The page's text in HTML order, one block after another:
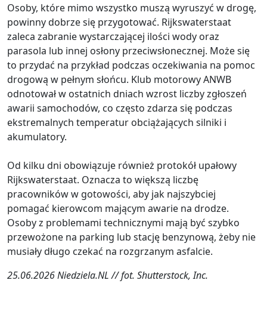
Osoby, które mimo wszystko muszą wyruszyć w drogę,
powinny dobrze się przygotować. Rijkswaterstaat
zaleca zabranie wystarczającej ilości wody oraz
parasola lub innej osłony przeciwsłonecznej. Może się
to przydać na przykład podczas oczekiwania na pomoc
drogową w pełnym słońcu. Klub motorowy ANWB
odnotował w ostatnich dniach wzrost liczby zgłoszeń
awarii samochodów, co często zdarza się podczas
ekstremalnych temperatur obciążających silniki i
akumulatory.
Od kilku dni obowiązuje również protokół upałowy
Rijkswaterstaat. Oznacza to większą liczbę
pracowników w gotowości, aby jak najszybciej
pomagać kierowcom mającym awarie na drodze.
Osoby z problemami technicznymi mają być szybko
przewożone na parking lub stację benzynową, żeby nie
musiały długo czekać na rozgrzanym asfalcie.
25.06.2026 Niedziela.NL // fot. Shutterstock, Inc.